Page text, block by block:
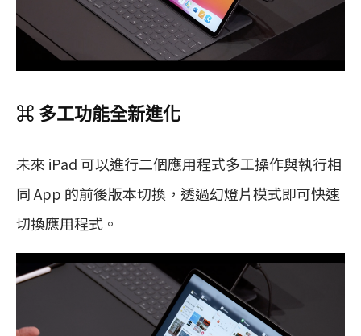
⌘ 多工功能全新進化
未來 iPad 可以進行二個應用程式多工操作與執行相
同 App 的前後版本切換，透過幻燈片模式即可快速
切換應用程式。